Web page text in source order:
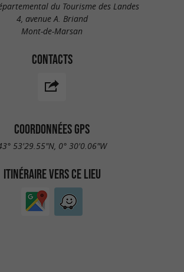
du Tourisme des Landes
4, avenue A. Briand
Mont-de-Marsan
CONTACTS
COORDONNÉES GPS
53'29.55"N, 0° 30'0.06"W
ITINÉRAIRE VERS CE LIEU